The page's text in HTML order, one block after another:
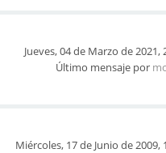
Jueves, 04 de Marzo de 2021,
Último mensaje por
Miércoles, 17 de Junio de 2009,